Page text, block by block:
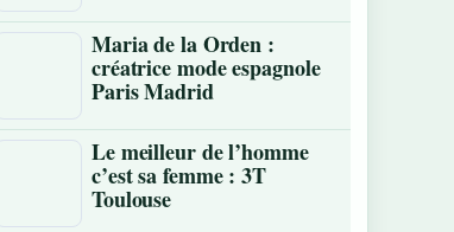
Maria de la Orden :
créatrice mode espagnole
Paris Madrid
Le meilleur de l’homme
c’est sa femme : 3T
Toulouse